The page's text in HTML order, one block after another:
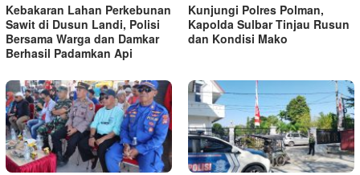
Kebakaran Lahan Perkebunan
Sawit di Dusun Landi, Polisi
Bersama Warga dan Damkar
Berhasil Padamkan Api
Kunjungi Polres Polman,
Kapolda Sulbar Tinjau Rusun
dan Kondisi Mako